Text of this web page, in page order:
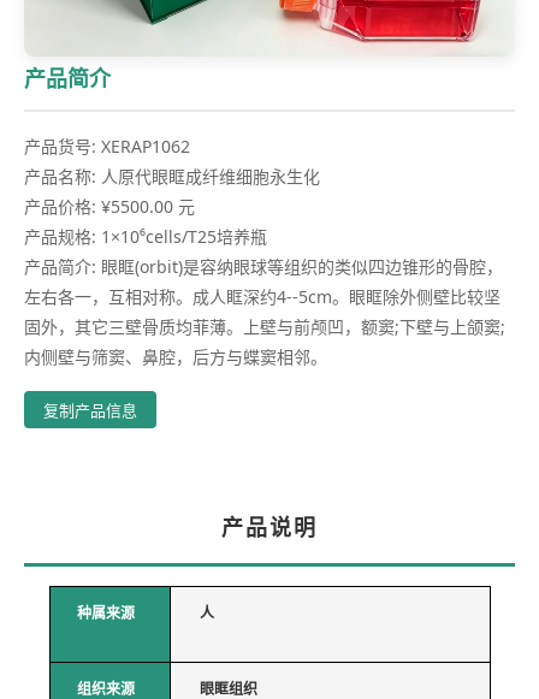
产品简介
产品货号: XERAP1062
产品名称: 人原代眼眶成纤维细胞永生化
产品价格: ¥5500.00 元
产品规格: 1×10⁶cells/T25培养瓶
产品简介: 眼眶(orbit)是容纳眼球等组织的类似四边锥形的骨腔，
左右各一，互相对称。成人眶深约4--5cm。眼眶除外侧壁比较坚
固外，其它三壁骨质均菲薄。上壁与前颅凹，额窦;下壁与上颌窦;
内侧壁与筛窦、鼻腔，后方与蝶窦相邻。
复制产品信息
产品说明
种属来源 人
组织来源 眼眶组织